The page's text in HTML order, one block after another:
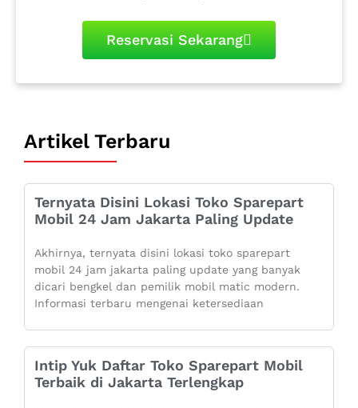
Reservasi Sekarang
Artikel Terbaru
Ternyata Disini Lokasi Toko Sparepart
Mobil 24 Jam Jakarta Paling Update
Akhirnya, ternyata disini lokasi toko sparepart
mobil 24 jam jakarta paling update yang banyak
dicari bengkel dan pemilik mobil matic modern.
Informasi terbaru mengenai ketersediaan
Intip Yuk Daftar Toko Sparepart Mobil
Terbaik di Jakarta Terlengkap